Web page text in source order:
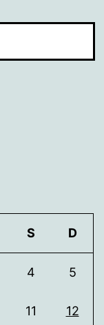
S D
4 5
11 12